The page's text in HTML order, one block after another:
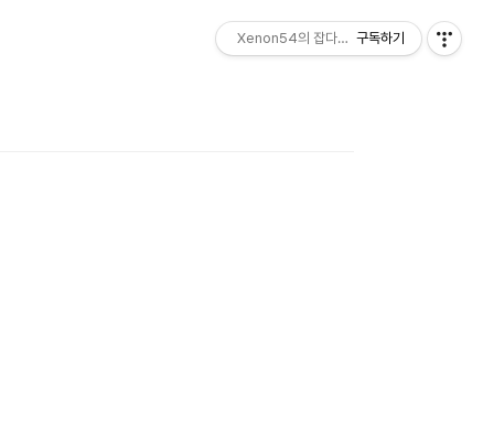
Xenon54의 잡다한 이야기
구독하기